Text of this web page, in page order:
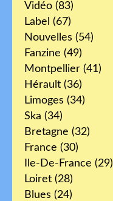
Vidéo (83)
Label (67)
Nouvelles (54)
Fanzine (49)
Montpellier (41)
Hérault (36)
Limoges (34)
Ska (34)
Bretagne (32)
France (30)
Ile-De-France (29)
Loiret (28)
Blues (24)